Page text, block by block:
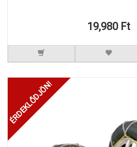
19,980 Ft
ÉRDEKLŐDJÖN!